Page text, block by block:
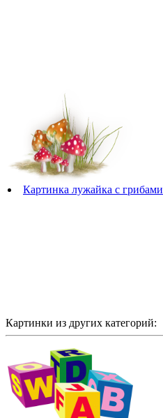
Картинка лужайка с грибами
Картинки из других категорий: